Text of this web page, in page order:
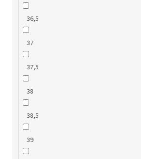
36,5
37
37,5
38
38,5
39